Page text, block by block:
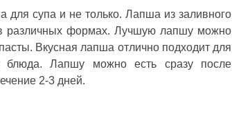
для супа и не только. Лапша из заливного
различных формах. Лучшую лапшу можно
Вкусная лапша отлично подходит для
блюда. Лапшу можно есть сразу после
2-3 дней.